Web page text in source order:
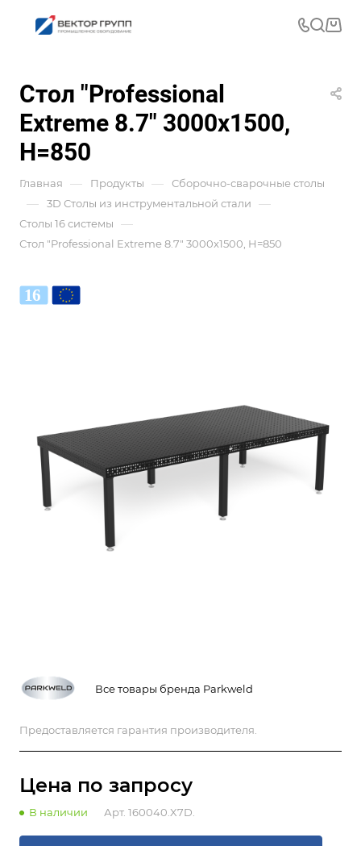
Стол "Professional
Extreme 8.7" 3000x1500,
H=850
Главная — Продукты — Сборочно-сварочные столы
— 3D Столы из инструментальной стали —
Столы 16 системы —
Стол "Professional Extreme 8.7" 3000x1500, H=850
Все товары бренда Parkweld
Предоставляется гарантия производителя.
Цена по запросу
В наличии Арт. 160040.X7D.